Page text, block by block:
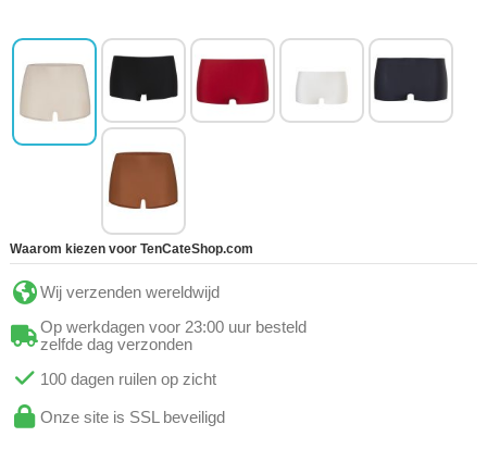
Waarom kiezen voor TenCateShop.com
Wij verzenden wereldwijd
Op werkdagen voor 23:00 uur besteld
zelfde dag verzonden
100 dagen ruilen op zicht
Onze site is SSL beveiligd